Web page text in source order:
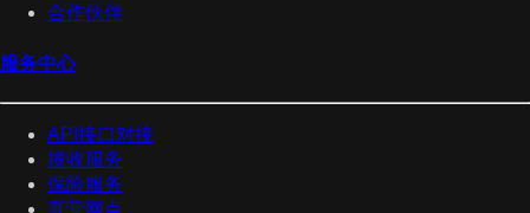
合作伙伴
服务中心
API接口对接
揽收服务
保险服务
直营网点